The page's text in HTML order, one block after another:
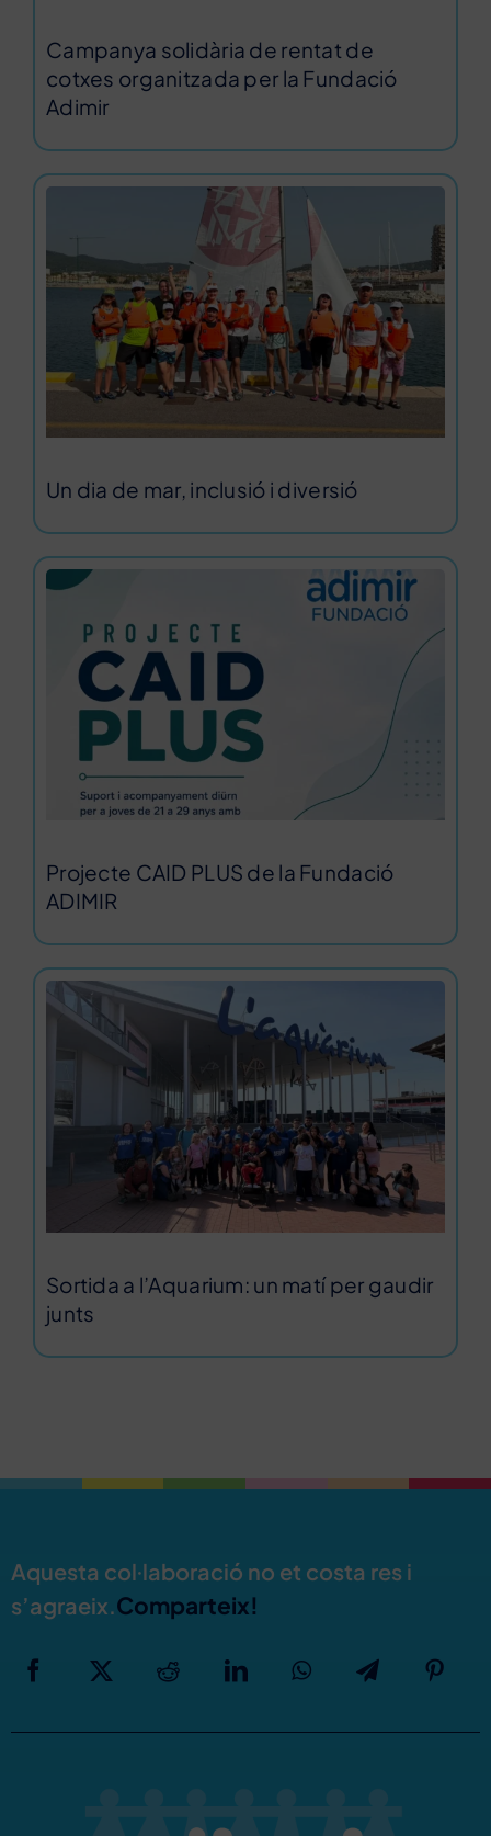
Campanya solidària de rentat de
cotxes organitzada per la Fundació
Adimir
Un dia de mar, inclusió i diversió
Projecte CAID PLUS de la Fundació
ADIMIR
Sortida a l’Aquarium: un matí per gaudir
junts
Aquesta col·laboració no et costa res i
s’agraeix.Comparteix!